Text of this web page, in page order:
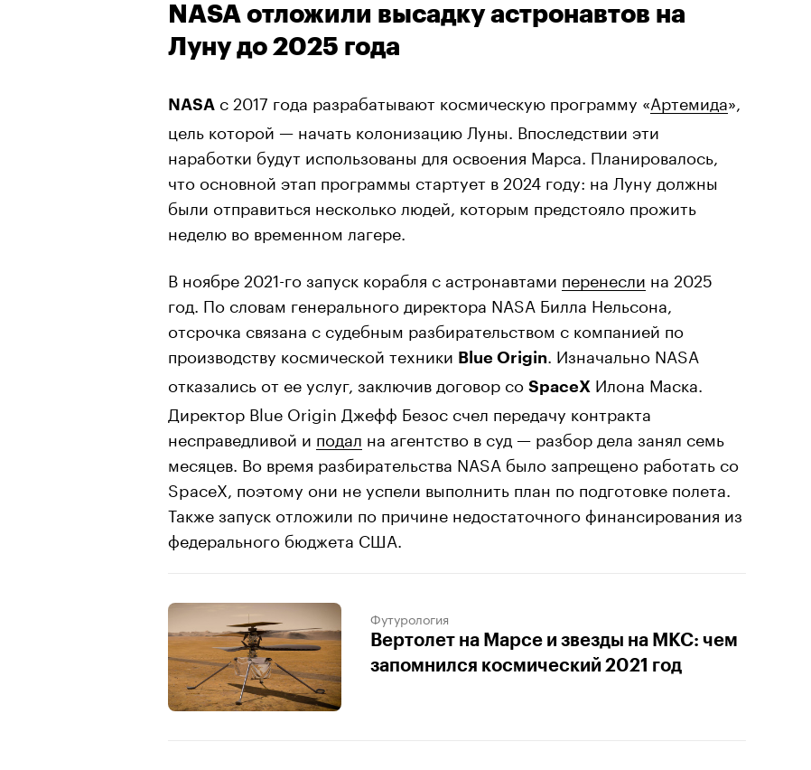
NASA отложили высадку астронавтов на
Луну до 2025 года
NASA с 2017 года разрабатывают космическую программу «Артемида»,
цель которой — начать колонизацию Луны. Впоследствии эти
наработки будут использованы для освоения Марса. Планировалось,
что основной этап программы стартует в 2024 году: на Луну должны
были отправиться несколько людей, которым предстояло прожить
неделю во временном лагере.
В ноябре 2021-го запуск корабля с астронавтами перенесли на 2025
год. По словам генерального директора NASA Билла Нельсона,
отсрочка связана с судебным разбирательством с компанией по
производству космической техники Blue Origin
. Изначально NASA
отказались от ее услуг, заключив договор со SpaceX Илона Маска.
Директор Blue Origin Джефф Безос счел передачу контракта
несправедливой и подал на агентство в суд — разбор дела занял семь
месяцев. Во время разбирательства NASA было запрещено работать со
SpaceX, поэтому они не успели выполнить план по подготовке полета.
Также запуск отложили по причине недостаточного финансирования из
федерального бюджета США.
Футурология
Вертолет на Марсе и звезды на МКС: чем
запомнился космический 2021 год